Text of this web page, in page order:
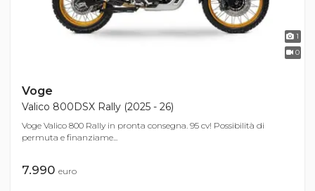
1
0
Voge
Valico 800DSX Rally (2025 - 26)
Voge Valico 800 Rally in pronta consegna. 95 cv! Possibilità di
permuta e finanziame...
7.990 euro